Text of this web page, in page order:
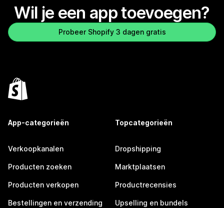
Wil je een app toevoegen?
Probeer Shopify 3 dagen gratis
App-categorieën
Verkoopkanalen
Producten zoeken
Producten verkopen
Bestellingen en verzending
Topcategorieën
Dropshipping
Marktplaatsen
Productrecensies
Upselling en bundels